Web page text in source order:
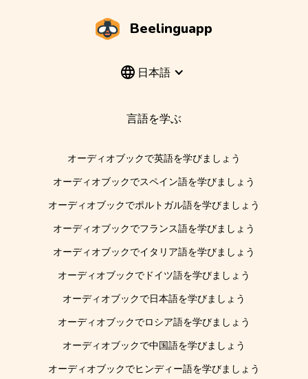
Beelinguapp
日本語
言語を学ぶ
オーディオブックで英語を学びましょう
オーディオブックでスペイン語を学びましょう
オーディオブックでポルトガル語を学びましょう
オーディオブックでフランス語を学びましょう
オーディオブックでイタリア語を学びましょう
オーディオブックでドイツ語を学びましょう
オーディオブックで日本語を学びましょう
オーディオブックでロシア語を学びましょう
オーディオブックで中国語を学びましょう
オーディオブックでヒンディー語を学びましょう